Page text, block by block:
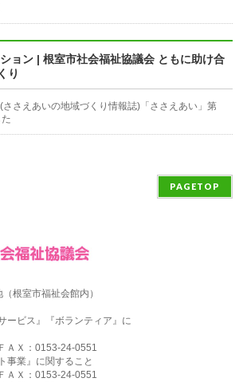
ョン | 根室市社会福祉協議会 ともに助け合
り
さえあいの地域づくり情報誌)「ささえあい」第
PAGETOP
根室市福祉会館内）
ービス』『ボランティア』に
Ｘ：0153-24-0551
事業』に関すること
Ｘ：0153-24-0551